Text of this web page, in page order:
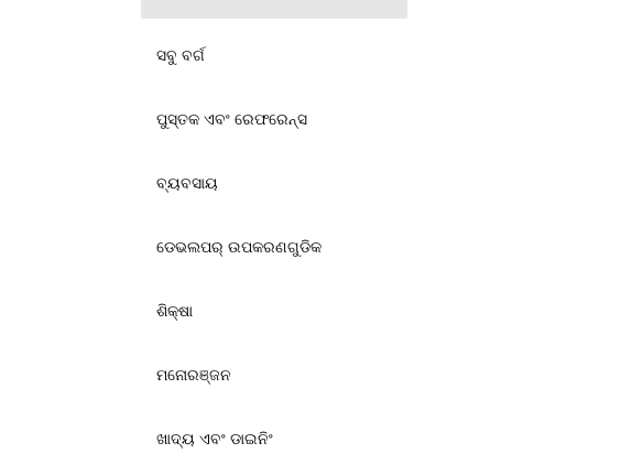
ସବୁ ବର୍ଗ
ପୁସ୍ତକ ଏବଂ ରେଫରେନ୍ସ
ବ୍ୟବସାୟ
ଡେଭଲପର୍‍ ଉପକରଣଗୁଡିକ
ଶିକ୍ଷା
ମନୋରଞ୍ଜନ
ଖାଦ୍ୟ ଏବଂ ଡାଇନିଂ